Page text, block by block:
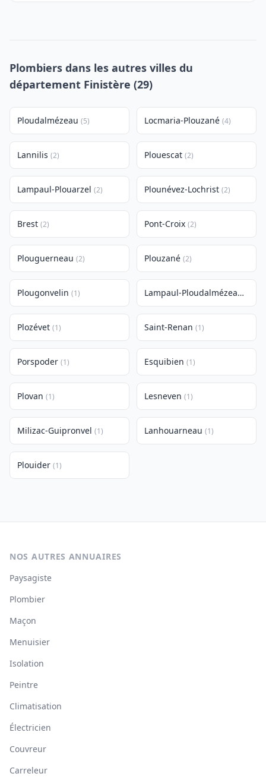
Plombiers dans les autres villes du
département Finistère (29)
Ploudalmézeau (5) Locmaria-Plouzané (4)
Lannilis (2) Plouescat (2)
Lampaul-Plouarzel (2) Plounévez-Lochrist (2)
Brest (2) Pont-Croix (2)
Plouguerneau (2) Plouzané (2)
Plougonvelin (1) Lampaul-Ploudalmézeau
Plozévet (1) Saint-Renan (1)
Porspoder (1) Esquibien (1)
Plovan (1) Lesneven (1)
Milizac-Guipronvel (1) Lanhouarneau (1)
Plouider (1)
NOS AUTRES ANNUAIRES
Paysagiste
Plombier
Maçon
Menuisier
Isolation
Peintre
Climatisation
Électricien
Couvreur
Carreleur